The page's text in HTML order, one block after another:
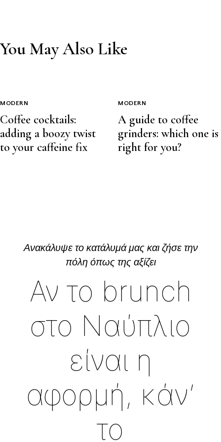
You May Also Like
MODERN
Coffee cocktails:
adding a boozy twist
to your caffeine fix
MODERN
A guide to coffee
grinders: which one is
right for you?
Ανακάλυψε το κατάλυμά μας και ζήσε την
πόλη όπως της αξίζει
Αν το brunch
στο Ναύπλιο
είναι η
αφορμή, κάν’
το